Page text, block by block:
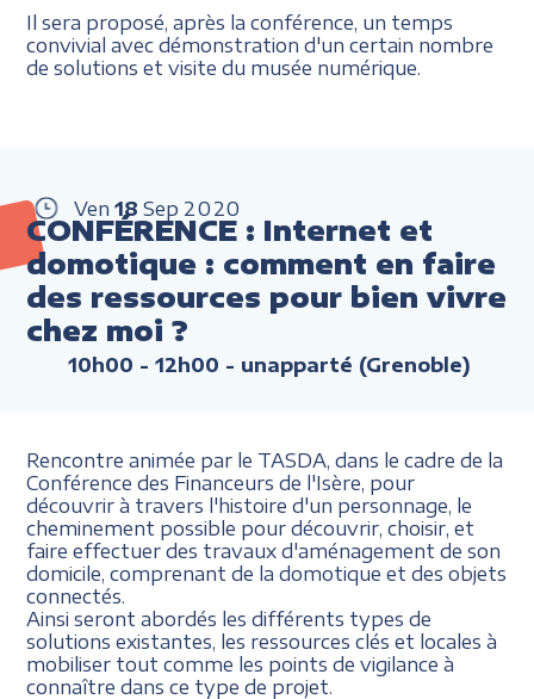
Il sera proposé, après la conférence, un temps
convivial avec démonstration d'un certain nombre
de solutions et visite du musée numérique.
Ven 18 Sep 2020
CONFÉRENCE : Internet et
domotique : comment en faire
des ressources pour bien vivre
chez moi ?
10h00 - 12h00 - unapparté (Grenoble)
Rencontre animée par le TASDA, dans le cadre de la
Conférence des Financeurs de l'Isère, pour
découvrir à travers l'histoire d'un personnage, le
cheminement possible pour découvrir, choisir, et
faire effectuer des travaux d'aménagement de son
domicile, comprenant de la domotique et des objets
connectés.
Ainsi seront abordés les différents types de
solutions existantes, les ressources clés et locales à
mobiliser tout comme les points de vigilance à
connaître dans ce type de projet.